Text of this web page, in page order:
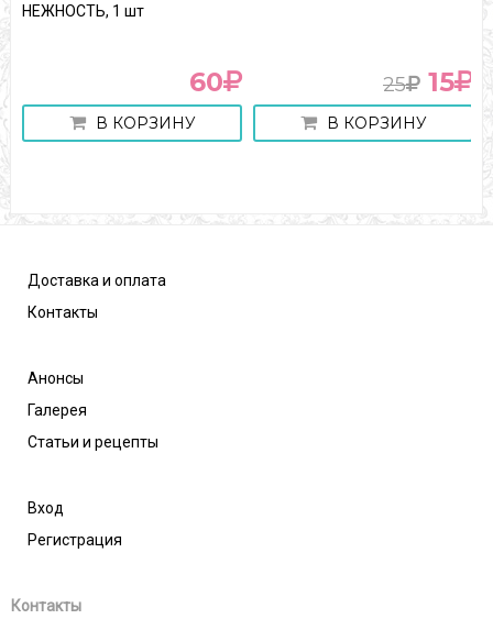
НЕЖНОСТЬ, 1 шт
60
В КОРЗИНУ
25 15
В КОРЗИНУ
Доставка и оплата
Контакты
Анонсы
Галерея
Статьи и рецепты
Вход
Регистрация
Контакты